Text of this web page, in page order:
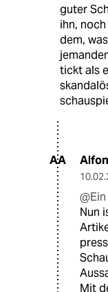
guter
ihn,
dem,
tickt als
AA
Nun
Mit